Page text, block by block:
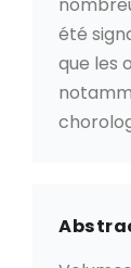
été
que les